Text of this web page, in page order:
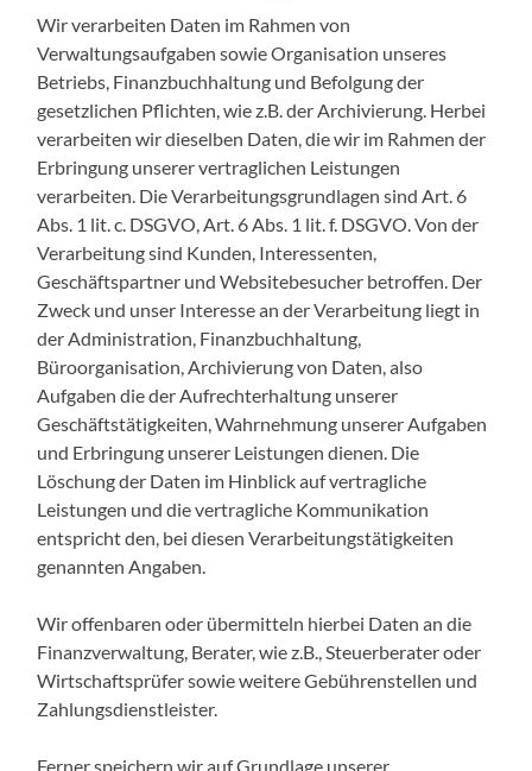
Wir verarbeiten Daten im Rahmen von
Verwaltungsaufgaben sowie Organisation unseres
Betriebs, Finanzbuchhaltung und Befolgung der
gesetzlichen Pflichten, wie z.B. der Archivierung. Herbei
verarbeiten wir dieselben Daten, die wir im Rahmen der
Erbringung unserer vertraglichen Leistungen
verarbeiten. Die Verarbeitungsgrundlagen sind Art. 6
Abs. 1 lit. c. DSGVO, Art. 6 Abs. 1 lit. f. DSGVO. Von der
Verarbeitung sind Kunden, Interessenten,
Geschäftspartner und Websitebesucher betroffen. Der
Zweck und unser Interesse an der Verarbeitung liegt in
der Administration, Finanzbuchhaltung,
Büroorganisation, Archivierung von Daten, also
Aufgaben die der Aufrechterhaltung unserer
Geschäftstätigkeiten, Wahrnehmung unserer Aufgaben
und Erbringung unserer Leistungen dienen. Die
Löschung der Daten im Hinblick auf vertragliche
Leistungen und die vertragliche Kommunikation
entspricht den, bei diesen Verarbeitungstätigkeiten
genannten Angaben.
Wir offenbaren oder übermitteln hierbei Daten an die
Finanzverwaltung, Berater, wie z.B., Steuerberater oder
Wirtschaftsprüfer sowie weitere Gebührenstellen und
Zahlungsdienstleister.
Ferner speichern wir auf Grundlage unserer